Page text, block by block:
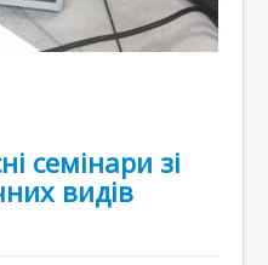
семінари зі
видів